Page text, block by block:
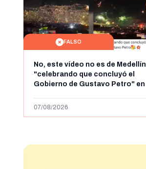
FALSO
No, este vídeo no es de Medellín
"celebrando que concluyó el
Gobierno de Gustavo Petro" en
de 2024
07/08/2026